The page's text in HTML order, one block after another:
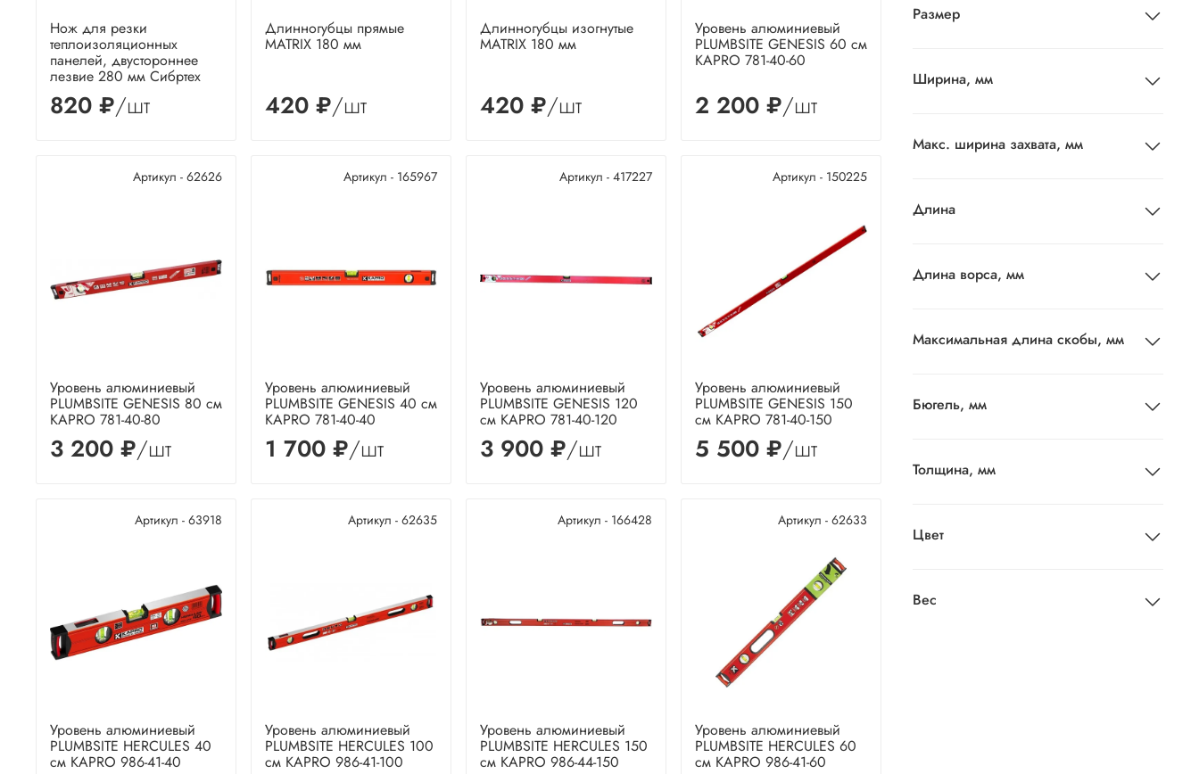
Нож для резки
теплоизоляционных
панелей, двустороннее
лезвие 280 мм Сибртех
820 ₽/шт
Длинногубцы прямые
MATRIX 180 мм
420 ₽/шт
Длинногубцы изогнутые
MATRIX 180 мм
420 ₽/шт
Уровень алюминиевый
PLUMBSITE GENESIS 60 см
KAPRO 781-40-60
2 200 ₽/шт
Артикул - 62626
Уровень алюминиевый
PLUMBSITE GENESIS 80 см
KAPRO 781-40-80
3 200 ₽/шт
Артикул - 165967
Уровень алюминиевый
PLUMBSITE GENESIS 40 см
KAPRO 781-40-40
1 700 ₽/шт
Артикул - 417227
Уровень алюминиевый
PLUMBSITE GENESIS 120
см KAPRO 781-40-120
3 900 ₽/шт
Артикул - 150225
Уровень алюминиевый
PLUMBSITE GENESIS 150
см KAPRO 781-40-150
5 500 ₽/шт
Артикул - 63918
Уровень алюминиевый
PLUMBSITE HERCULES 40
см KAPRO 986-41-40
Артикул - 62635
Уровень алюминиевый
PLUMBSITE HERCULES 100
см KAPRO 986-41-100
Артикул - 166428
Уровень алюминиевый
PLUMBSITE HERCULES 150
см KAPRO 986-44-150
Артикул - 62633
Уровень алюминиевый
PLUMBSITE HERCULES 60
см KAPRO 986-41-60
Размер
Ширина, мм
Макс. ширина захвата, мм
Длина
Длина ворса, мм
Максимальная длина скобы, мм
Бюгель, мм
Толщина, мм
Цвет
Вес